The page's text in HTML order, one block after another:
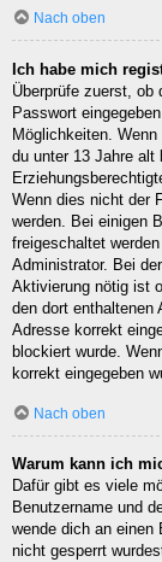
Nach oben
Ich habe mich
Überprüfe zuerst, ob
Passwort
Möglichkeiten. Wenn
du unter 13 Jahre alt
Wenn dies nicht der
werden. Bei einigen
freigeschaltet
Administrator. Bei
Aktivierung nötig ist
den dort enthaltenen
Adresse korrekt
blockiert wurde.
korrekt eingegeben
Nach oben
Warum kann ich
Dafür gibt es viele
Benutzername und
wende dich an einen
nicht gesperrt